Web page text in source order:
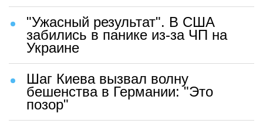
"Ужасный результат". В США
забились в панике из-за ЧП на
Украине
Шаг Киева вызвал волну
бешенства в Германии: "Это
позор"